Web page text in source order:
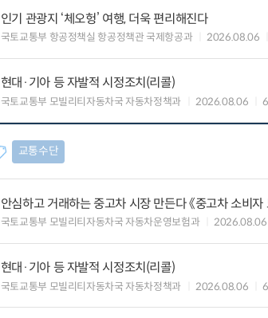
인기 관광지 ‘체오헝’ 여행, 더욱 편리해진다
국토교통부 항공정책실 항공정책관 국제항공과 2026.08.06
현대·기아 등 자발적 시정조치(리콜)
국토교통부 모빌리티자동차국 자동차정책과 2026.08.06
교통수단
안심하고 거래하는 중고차 시장 만든다 《중고차 소비자
국토교통부 모빌리티자동차국 자동차운영보험과 2026.08.06
현대·기아 등 자발적 시정조치(리콜)
국토교통부 모빌리티자동차국 자동차정책과 2026.08.06